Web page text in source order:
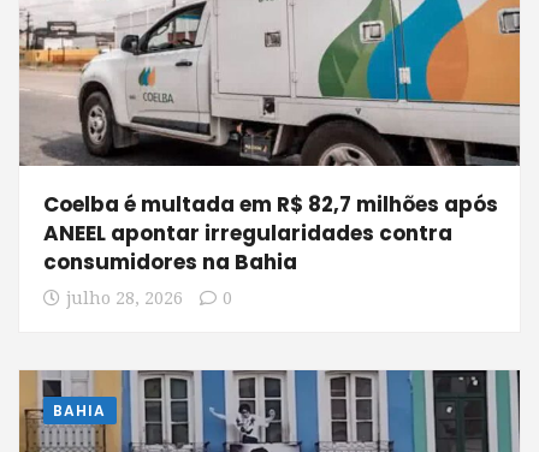
Coelba é multada em R$ 82,7 milhões após
ANEEL apontar irregularidades contra
consumidores na Bahia
julho 28, 2026 0
BAHIA